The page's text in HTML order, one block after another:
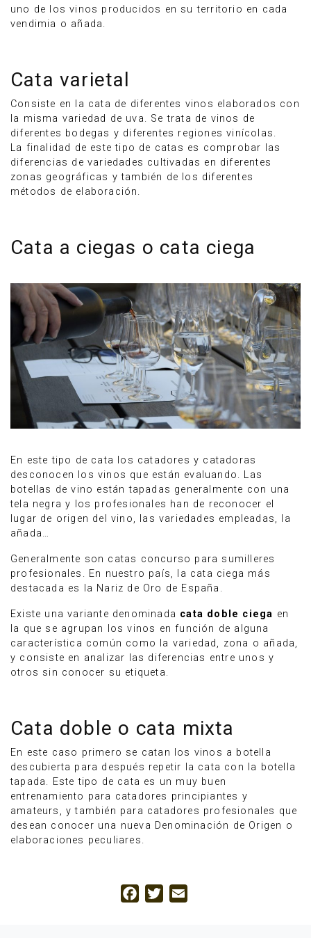
uno de los vinos producidos en su territorio en cada
vendimia o añada.
Cata varietal
Consiste en la cata de diferentes vinos elaborados con
la misma variedad de uva. Se trata de vinos de
diferentes bodegas y diferentes regiones vinícolas.
La finalidad de este tipo de catas es comprobar las
diferencias de variedades cultivadas en diferentes
zonas geográficas y también de los diferentes
métodos de elaboración.
Cata a ciegas o cata ciega
En este tipo de cata los catadores y catadoras
desconocen los vinos que están evaluando. Las
botellas de vino están tapadas generalmente con una
tela negra y los profesionales han de reconocer el
lugar de origen del vino, las variedades empleadas, la
añada…
Generalmente son catas concurso para sumilleres
profesionales. En nuestro país, la cata ciega más
destacada es la Nariz de Oro de España.
Existe una variante denominada cata doble ciega en
la que se agrupan los vinos en función de alguna
característica común como la variedad, zona o añada,
y consiste en analizar las diferencias entre unos y
otros sin conocer su etiqueta.
Cata doble o cata mixta
En este caso primero se catan los vinos a botella
descubierta para después repetir la cata con la botella
tapada. Este tipo de cata es un muy buen
entrenamiento para catadores principiantes y
amateurs, y también para catadores profesionales que
desean conocer una nueva Denominación de Origen o
elaboraciones peculiares.
Facebook
Twitter